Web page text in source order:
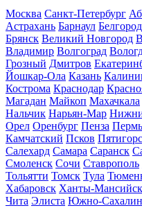
Москва Санкт-Петербург
Астрахань Барнаул Белгород
Брянск Великий Новгород
Владимир Волгоград
Грозный Дмитров
Йошкар-Ола Казань
Кострома Краснодар
Магадан Майкоп Махачкала
Нальчик Нарьян-Мар
Орел Оренбург Пенза Пермь
Камчатский Псков
Салехард Самара Саранск
Смоленск Сочи Ставрополь
Тольятти Томск Тула
Хабаровск Ханты-Мансийск
Чита Элиста Южно-